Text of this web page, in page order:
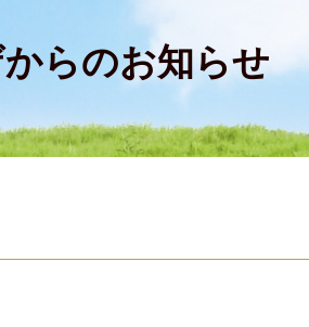
らのお知らせ